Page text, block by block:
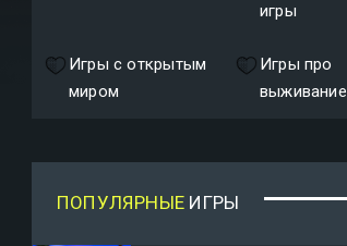
игры
Игры с открытым
миром
Игры про
выживание
ПОПУЛЯРНЫЕ ИГРЫ